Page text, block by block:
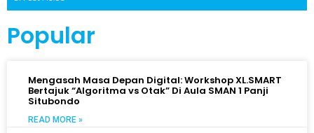
Popular
Mengasah Masa Depan Digital: Workshop XL.SMART
Bertajuk “Algoritma vs Otak” Di Aula SMAN 1 Panji
Situbondo
READ MORE »